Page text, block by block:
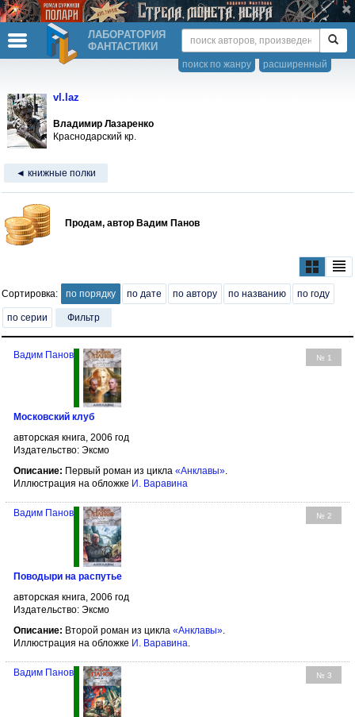
ЛАБОРАТОРИЯ
ФАНТАСТИКИ
расширенный
поиск по жанру
vl.laz
Владимир Лазаренко
Краснодарский кр.
◄ книжные полки
Продам, автор Вадим Панов
Сортировка: по порядку по дате по автору по названию по году
по серии Фильтр
№ 1
Вадим Панов
Московский клуб
авторская книга, 2006 год
Издательство: Эксмо
Описание: Первый роман из цикла «Анклавы».
Иллюстрация на обложке И. Варавина
№ 2
Вадим Панов
Поводыри на распутье
авторская книга, 2006 год
Издательство: Эксмо
Описание: Второй роман из цикла «Анклавы»
Иллюстрация на обложке И. Варавина
№ 3
Вадим Панов